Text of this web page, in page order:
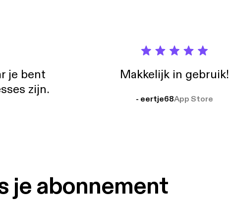
je bent
zijn.
Makkelijk in gebruik!
- eertje68App Store
je abonnement